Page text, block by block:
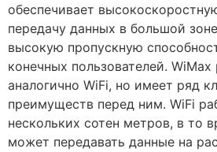
обеспечивает
передачу данных в большой
высокую пропускную
конечных пользователей. WiMax
аналогично WiFi, но имеет ряд
преимуществ перед ним. WiFi
нескольких сотен метров, в то
может передавать данные на